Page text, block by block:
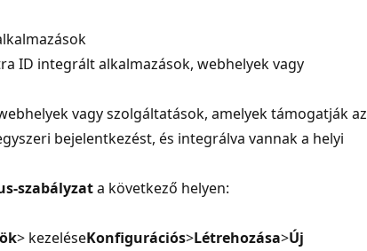
ID integrált alkalmazások, webhelyek vagy
vagy szolgáltatások, amelyek támogatják az
bejelentkezést, és integrálva vannak a helyi
szabályzata következő helyen:
> kezeléseKonfigurációs>Létrehozása>Új